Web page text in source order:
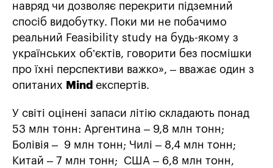
навряд чи дозволяє перекрити підземний
спосіб видобутку. Поки ми не побачимо
реальний Feasibility study на будь-якому з
українських об’єктів, говорити без посмішки
про їхні перспективи важко», – вважає один з
опитаних Mind експертів.
У світі оцінені запаси літію складають понад
53 млн тонн: Аргентина – 9,8 млн тонн;
Болівія – 9 млн тонн; Чилі – 8,4 млн тонн;
Китай – 7 млн тонн; США – 6,8 млн тонн,